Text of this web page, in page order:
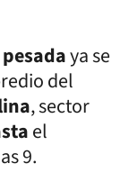
ya se
del
, sector
el
9.